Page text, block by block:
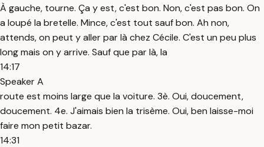
À gauche, tourne. Ça y est, c'est bon. Non, c'est pas bon. On
a loupé la bretelle. Mince, c'est tout sauf bon. Ah non,
attends, on peut y aller par là chez Cécile. C'est un peu plus
long mais on y arrive. Sauf que par là, la
14:17
Speaker A
route est moins large que la voiture. 3è. Oui, doucement,
doucement. 4e. J'aimais bien la trisème. Oui, ben laisse-moi
faire mon petit bazar.
14:31